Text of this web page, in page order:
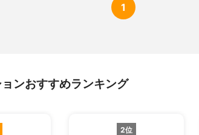
1
ンおすすめランキング
2位